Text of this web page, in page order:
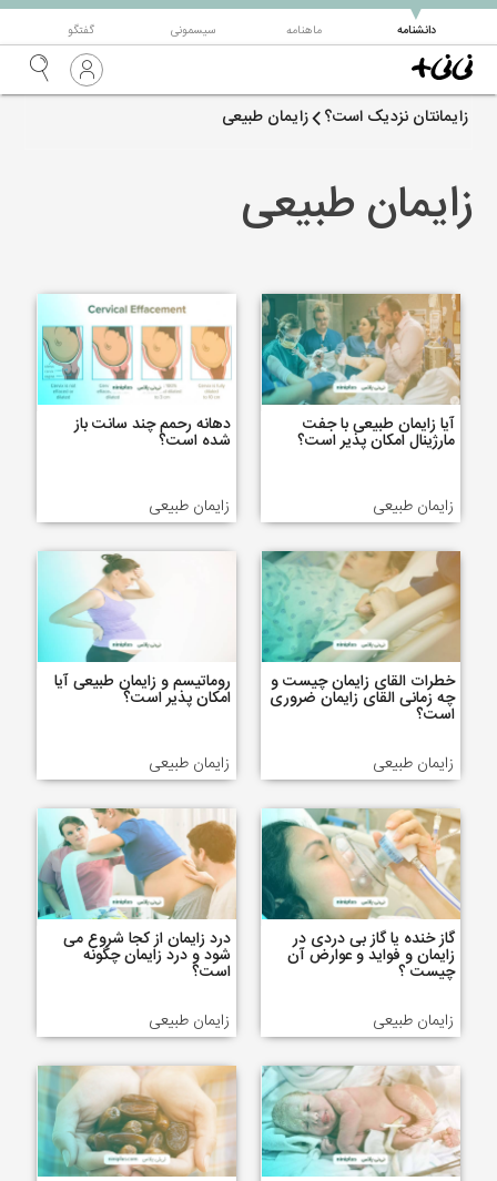
دانشنامه
▼ ماهنامه سیسمونی گفتگو
زایمانتان نزدیک است؟ زایمان طبیعی
زایمان طبیعی
آیا زایمان طبیعی با جفت
مارژینال امکان پذیر است؟
زایمان طبیعی
دهانه رحمم چند سانت باز
شده است؟
زایمان طبیعی
خطرات القای زایمان چیست و
چه زمانی القای زایمان ضروری
است؟
زایمان طبیعی
روماتیسم و زایمان طبیعی آیا
امکان پذیر است؟
زایمان طبیعی
گاز خنده یا گاز بی دردی در
زایمان و فواید و عوارض آن
چیست ؟
زایمان طبیعی
درد زایمان از کجا شروع می
شود و درد زایمان چگونه
است؟
زایمان طبیعی